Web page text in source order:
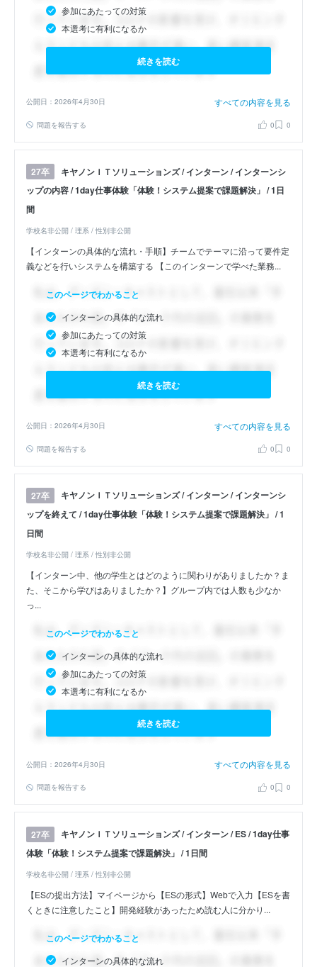
参加にあたっての対策
本選考に有利になるか
続きを読む
公開日：2026年4月30日 すべての内容を見る
問題を報告する 0 0
27卒
キヤノンＩＴソリューションズ / インターン / インターンシ
ップの内容 / 1day仕事体験「体験！システム提案で課題解決」 / 1日
間
学校名非公開 / 理系 / 性別非公開
【インターンの具体的な流れ・手順】チームでテーマに沿って要件定
義などを行いシステムを構築する 【このインターンで学べた業務...
このページでわかること
インターンの具体的な流れ
参加にあたっての対策
本選考に有利になるか
続きを読む
公開日：2026年4月30日 すべての内容を見る
問題を報告する 0 0
27卒
キヤノンＩＴソリューションズ / インターン / インターンシ
ップを終えて / 1day仕事体験「体験！システム提案で課題解決」 / 1
日間
学校名非公開 / 理系 / 性別非公開
【インターン中、他の学生とはどのように関わりがありましたか？ま
た、そこから学びはありましたか？】グループ内では人数も少なか
っ...
このページでわかること
インターンの具体的な流れ
参加にあたっての対策
本選考に有利になるか
続きを読む
公開日：2026年4月30日 すべての内容を見る
問題を報告する 0 0
27卒
キヤノンＩＴソリューションズ / インターン / ES / 1day仕事
体験「体験！システム提案で課題解決」 / 1日間
学校名非公開 / 理系 / 性別非公開
【ESの提出方法】マイページから【ESの形式】Webで入力【ESを書
くときに注意したこと】開発経験があったため読む人に分かり...
このページでわかること
インターンの具体的な流れ